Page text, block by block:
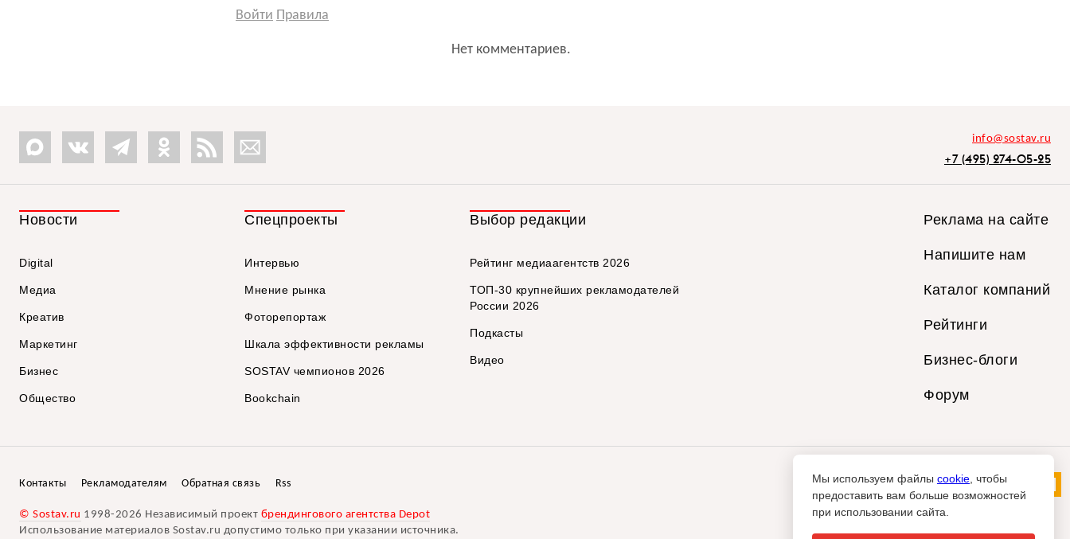
Войти Правила
Нет комментариев.
info@sostav.ru
+7 (495) 274-05-25
Новости
Digital
Медиа
Креатив
Маркетинг
Бизнес
Общество
Спецпроекты
Интервью
Мнение рынка
Фоторепортаж
Шкала эффективности рекламы
SOSTAV чемпионов 2026
Bookchain
Выбор редакции
Рейтинг медиаагентств 2026
ТОП-30 крупнейших рекламодателей
России 2026
Подкасты
Видео
Реклама на сайте
Напишите нам
Каталог компаний
Рейтинги
Бизнес-блоги
Форум
Контакты Рекламодателям Обратная связь Rss
© Sostav.ru 1998-2026 Независимый проект брендингового агентства Depot
Использование материалов Sostav.ru допустимо только при указании источника.
Мы используем файлы cookie , чтобы
предоставить вам больше возможностей
при использовании сайта.